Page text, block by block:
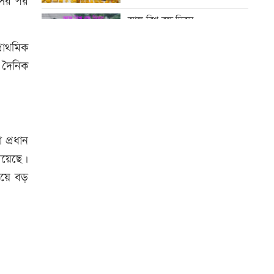
বড়
আজ বিশ্ব বন্ধু দিবস